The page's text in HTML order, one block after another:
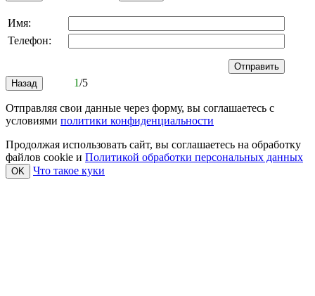
Имя:
Телефон:
1/5
Отправляя свои данные через форму, вы соглашаетесь с
условиями политики конфиденциальности
Продолжая использовать сайт, вы соглашаетесь на обработку
файлов cookie и Политикой обработки персональных данных
OK Что такое куки